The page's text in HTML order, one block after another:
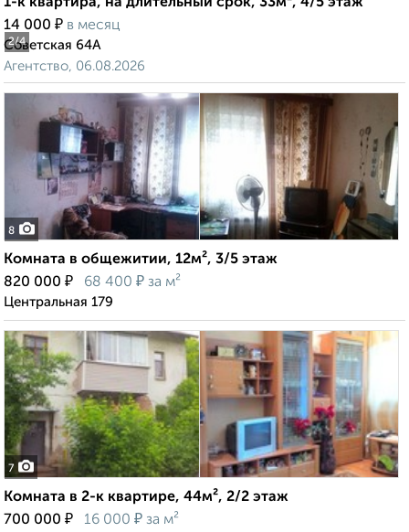
2/4
1-к квартира, на длительный срок, 33м², 4/5 этаж
14 000 ₽ в месяц
Советская 64А
Агентство, 06.08.2026
8
Комната в общежитии, 12м², 3/5 этаж
820 000 ₽ 68 400 ₽ за м²
Центральная 179
7
Комната в 2-к квартире, 44м², 2/2 этаж
700 000 ₽ 16 000 ₽ за м²